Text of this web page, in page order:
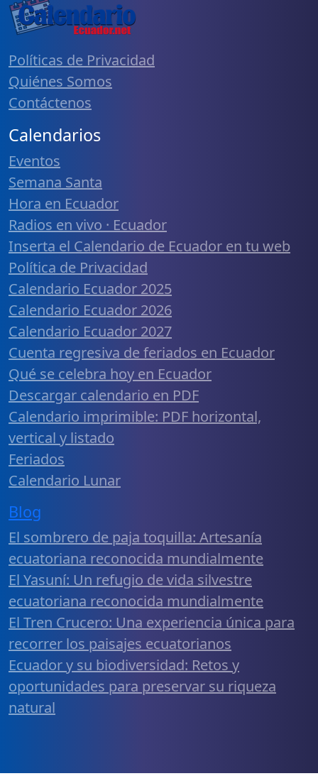
Políticas de Privacidad
Quiénes Somos
Contáctenos
Calendarios
Eventos
Semana Santa
Hora en Ecuador
Radios en vivo · Ecuador
Inserta el Calendario de Ecuador en tu web
Política de Privacidad
Calendario Ecuador 2025
Calendario Ecuador 2026
Calendario Ecuador 2027
Cuenta regresiva de feriados en Ecuador
Qué se celebra hoy en Ecuador
Descargar calendario en PDF
Calendario imprimible: PDF horizontal,
vertical y listado
Feriados
Calendario Lunar
Blog
El sombrero de paja toquilla: Artesanía
ecuatoriana reconocida mundialmente
El Yasuní: Un refugio de vida silvestre
ecuatoriana reconocida mundialmente
El Tren Crucero: Una experiencia única para
recorrer los paisajes ecuatorianos
Ecuador y su biodiversidad: Retos y
oportunidades para preservar su riqueza
natural